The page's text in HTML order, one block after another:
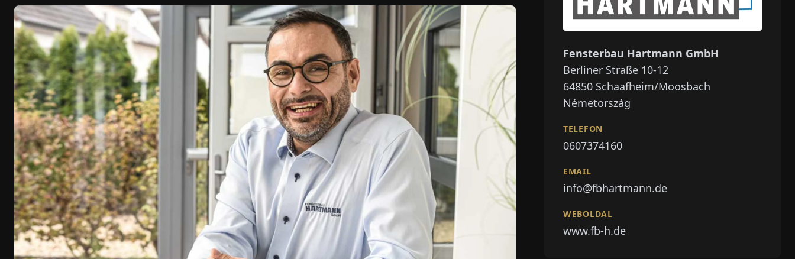
Fensterbau Hartmann GmbH
Berliner Straße 10-12
64850 Schaafheim/Moosbach
Németország
TELEFON
0607374160
EMAIL
info@fbhartmann.de
WEBOLDAL
www.fb-h.de